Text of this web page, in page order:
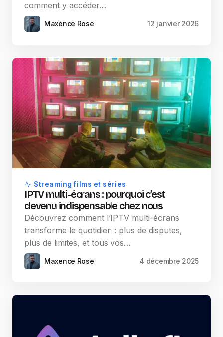
comment y accéder…
Maxence Rose 12 janvier 2026
Streaming films et séries
IPTV multi-écrans : pourquoi c’est
devenu indispensable chez nous
Découvrez comment l’IPTV multi-écrans
transforme le quotidien : plus de disputes,
plus de limites, et tous vos…
Maxence Rose 4 décembre 2025